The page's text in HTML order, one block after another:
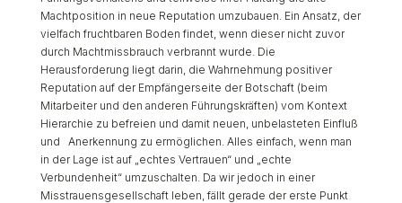
Machtposition in neue Reputation umzubauen. Ein Ansatz, der
vielfach fruchtbaren Boden findet, wenn dieser nicht zuvor
durch Machtmissbrauch verbrannt wurde. Die
Herausforderung liegt darin, die Wahrnehmung positiver
Reputation auf der Empfängerseite der Botschaft (beim
Mitarbeiter und den anderen Führungskräften) vom Kontext
Hierarchie zu befreien und damit neuen, unbelasteten Einfluß
und Anerkennung zu ermöglichen. Alles einfach, wenn man
in der Lage ist auf „echtes Vertrauen“ und „echte
Verbundenheit“ umzuschalten. Da wir jedoch in einer
Misstrauensgesellschaft leben, fällt gerade der erste Punkt